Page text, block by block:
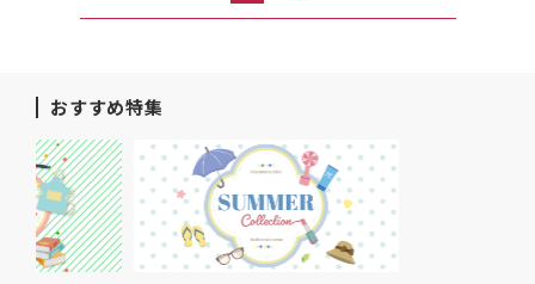
おすすめ特集